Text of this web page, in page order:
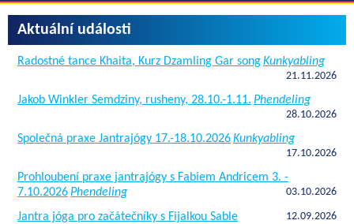
Aktuální události
Radostné tance Khaita, Kurz Dzamling Gar songKunkyabling
21.11.2026
Jakob Winkler Semdziny, rusheny, 28.10.-1.11. Phendeling
28.10.2026
Společná praxe Jantrajógy 17.-18.10.2026Kunkyabling
17.10.2026
Prohloubení praxe jantrajógy s Fabiem Andricem 3. -
7.10.2026Phendeling 03.10.2026
Jantra jóga pro začátečníky s Fijalkou Sable 12.09.2026